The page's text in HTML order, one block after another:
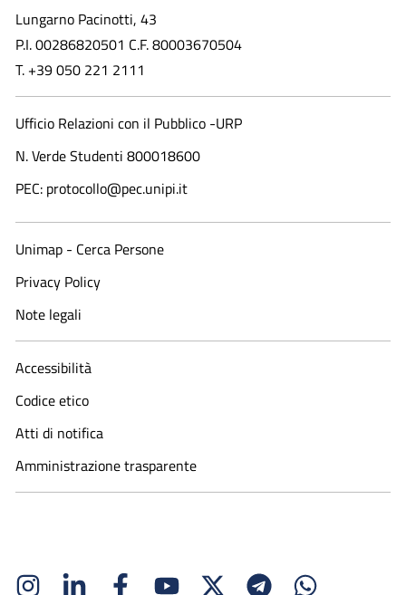
Lungarno Pacinotti, 43
P.I. 00286820501 C.F. 80003670504
T. +39 050 221 2111
Ufficio Relazioni con il Pubblico -URP
N. Verde Studenti 800018600​
PEC: protocollo@pec.unipi.it
Unimap - Cerca Persone
Privacy Policy
Note legali
Accessibilità
Codice etico
Atti di notifica
Amministrazione trasparente